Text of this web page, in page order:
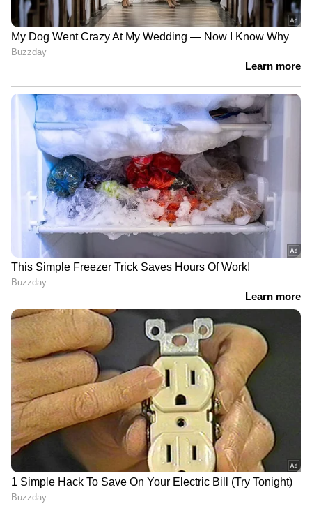
ഡി. : പ്രവേശന പരീക്ഷ 15ാം തീയതി മുതൽ;
വിശദാംശങ്ങളിങ്ങനെ